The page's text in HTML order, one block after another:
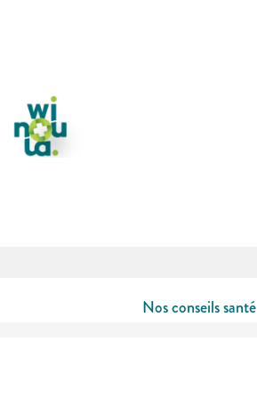
Nos conseils santé